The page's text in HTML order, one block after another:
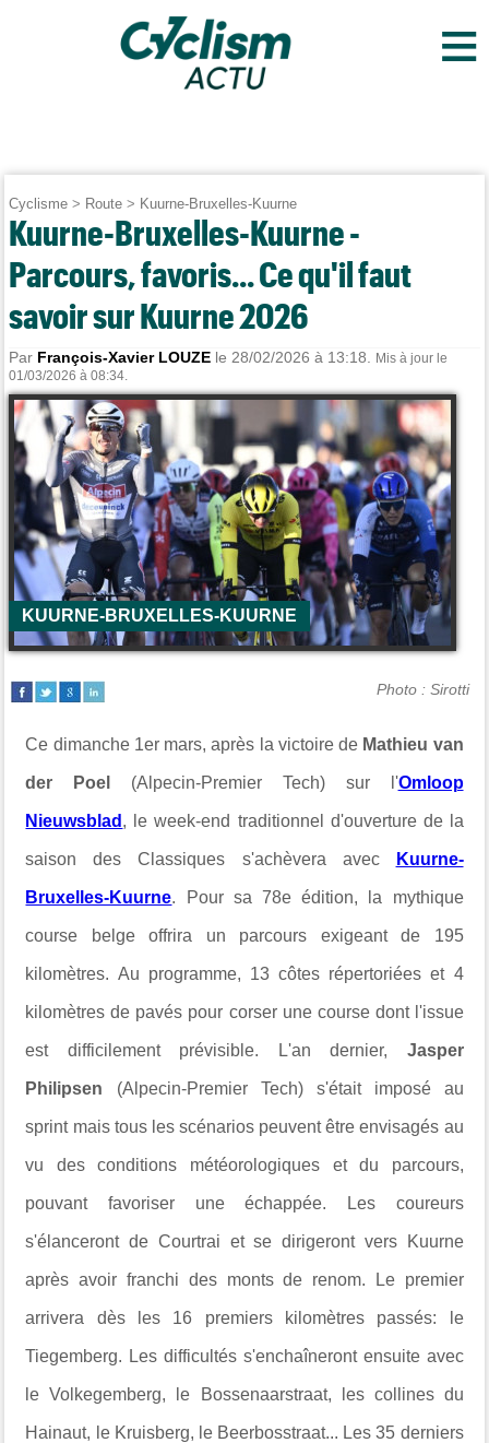
≡
Cyclisme > Route > Kuurne-Bruxelles-Kuurne
Kuurne-Bruxelles-Kuurne -
Parcours, favoris... Ce qu'il faut
savoir sur Kuurne 2026
Par François-Xavier LOUZE le 28/02/2026 à 13:18.
Mis à jour le
01/03/2026 à 08:34.
KUURNE-BRUXELLES-KUURNE
Photo : Sirotti
Ce dimanche 1er mars, après la victoire de Mathieu van
der Poel (Alpecin-Premier Tech) sur l'Omloop
Nieuwsblad , le week-end traditionnel d'ouverture de la
saison des Classiques s'achèvera avec Kuurne-
Bruxelles-Kuurne. Pour sa 78e édition, la mythique
course belge offrira un parcours exigeant de 195
kilomètres. Au programme, 13 côtes répertoriées et 4
kilomètres de pavés pour corser une course dont l'issue
est difficilement prévisible. L'an dernier, Jasper
Philipsen (Alpecin-Premier Tech) s'était imposé au
sprint mais tous les scénarios peuvent être envisagés au
vu des conditions météorologiques et du parcours,
pouvant favoriser une échappée. Les coureurs
s'élanceront de Courtrai et se dirigeront vers Kuurne
après avoir franchi des monts de renom. Le premier
arrivera dès les 16 premiers kilomètres passés: le
Tiegemberg. Les difficultés s'enchaîneront ensuite avec
le Volkegemberg, le Bossenaarstraat, les collines du
Hainaut, le Kruisberg, le Beerbosstraat... Les 35 derniers